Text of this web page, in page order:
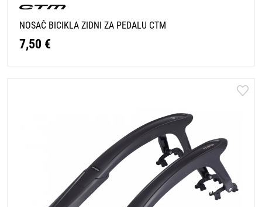
NOSAČ BICIKLA ZIDNI ZA PEDALU CTM
7,50 €